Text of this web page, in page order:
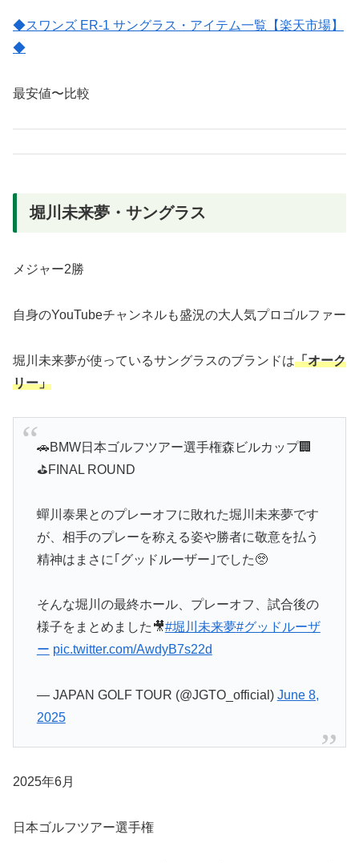
◆スワンズ ER-1 サングラス・アイテム一覧【楽天市場】
◆
最安値〜比較
堀川未来夢・サングラス
メジャー2勝
自身のYouTubeチャンネルも盛況の大人気プロゴルファー
堀川未来夢が使っているサングラスのブランドは「オーク
リー」
🚗BMW日本ゴルフツアー選手権森ビルカップ🏢
⛳️FINAL ROUND
蟬川泰果とのプレーオフに敗れた堀川未来夢です
が、相手のプレーを称える姿や勝者に敬意を払う
精神はまさに｢グッドルーザー｣でした🥺
そんな堀川の最終ホール、プレーオフ、試合後の
様子をまとめました🎥#堀川未来夢#グッドルーザ
ー pic.twitter.com/AwdyB7s22d
— JAPAN GOLF TOUR (@JGTO_official) June 8,
2025
2025年6月
日本ゴルフツアー選手権